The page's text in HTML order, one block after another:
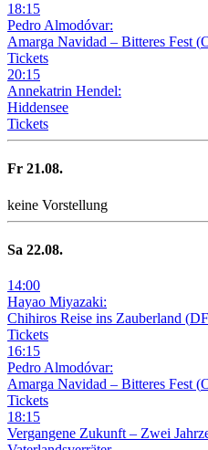
18:15
Pedro Almodóvar:
Amarga Navidad – Bitteres Fest (
Tickets
20:15
Annekatrin Hendel:
Hiddensee
Tickets
Fr 21.08.
keine Vorstellung
Sa 22.08.
14:00
Hayao Miyazaki:
Chihiros Reise ins Zauberland (DF
Tickets
16:15
Pedro Almodóvar:
Amarga Navidad – Bitteres Fest (
Tickets
18:15
Vergangene Zukunft – Zwei